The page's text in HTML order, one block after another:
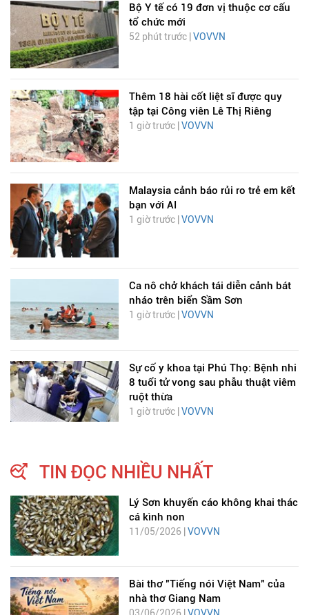
Bộ Y tế có 19 đơn vị thuộc cơ cấu
tổ chức mới
52 phút trước | VOVVN
Thêm 18 hài cốt liệt sĩ được quy
tập tại Công viên Lê Thị Riêng
1 giờ trước | VOVVN
Malaysia cảnh báo rủi ro trẻ em kết
bạn với AI
1 giờ trước |VOVVN
Ca nô chở khách tái diễn cảnh bát
nháo trên biển Sầm Sơn
1 giờ trước | VOVVN
Sự cố y khoa tại Phú Thọ: Bệnh nhi
8 tuổi tử vong sau phẫu thuật viêm
ruột thừa
1 giờ trước | VOVVN
TIN ĐỌC NHIỀU NHẤT
Lý Sơn khuyến cáo không khai thác
cá kình non
11/05/2026 |VOVVN
Bài thơ "Tiếng nói Việt Nam" của
nhà thơ Giang Nam